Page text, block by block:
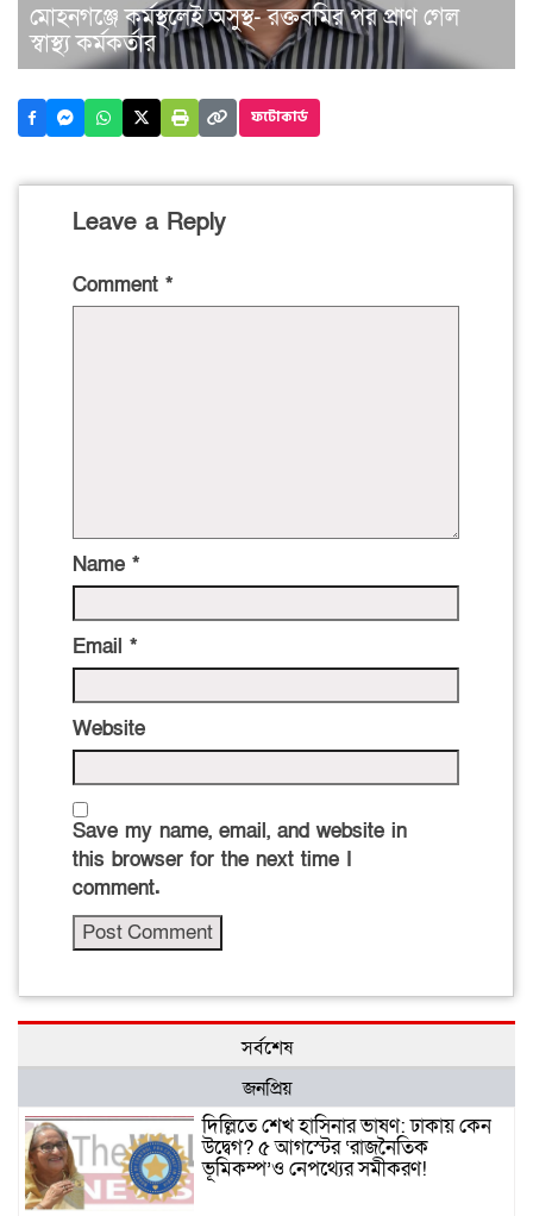
মোহনগঞ্জে কর্মস্থলেই অসুস্থ- রক্তবমির পর প্রাণ গেল
স্বাস্থ্য কর্মকর্তার
ফটোকার্ড
Leave a Reply
Comment *
Name *
Email *
Website
Save my name, email, and website in
this browser for the next time I
comment.
সর্বশেষ
জনপ্রিয়
দিল্লিতে শেখ হাসিনার ভাষণ: ঢাকায় কেন
উদ্বেগ? ৫ আগস্টের ‘রাজনৈতিক
ভূমিকম্প’ও নেপথ্যের সমীকরণ!